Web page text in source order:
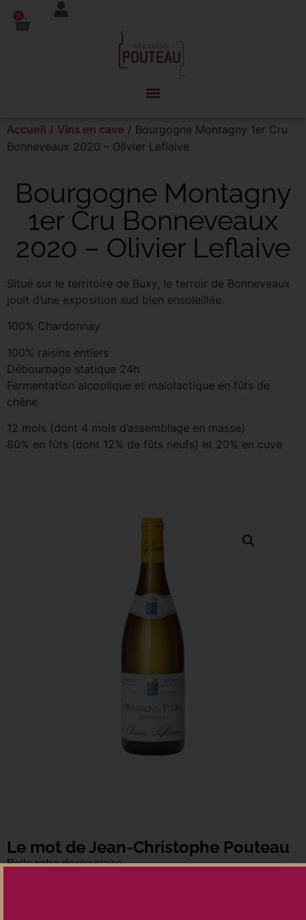
0
Accueil / Vins en cave / Bourgogne Montagny 1er Cru
Bonneveaux 2020 – Olivier Leflaive
Bourgogne Montagny
1er Cru Bonneveaux
2020 – Olivier Leflaive
Situé sur le territoire de Buxy, le terroir de Bonneveaux
jouit d’une exposition sud bien ensoleillée.
100% Chardonnay
100% raisins entiers
Débourbage statique 24h
Fermentation alcoolique et malolactique en fûts de
chêne
12 mois (dont 4 mois d’assemblage en masse)
80% en fûts (dont 12% de fûts neufs) et 20% en cuve
Le mot de Jean-Christophe Pouteau
Belle robe dorée claire.
Panneau de gestion des cookies